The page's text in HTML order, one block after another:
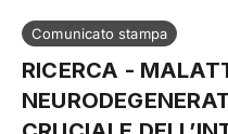
Comunicato stampa
RICERCA -